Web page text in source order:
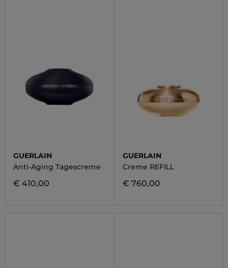
GUERLAIN
Anti-Aging Tagescreme
€ 410,00
GUERLAIN
Creme REFILL
€ 760,00